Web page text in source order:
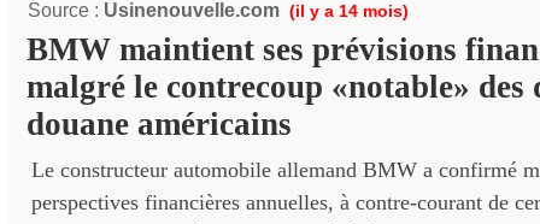
Source : Usinenouvelle.com (il y a 14 mois)
BMW maintient ses prévisions
malgré le contrecoup «notable» des
douane américains
Le constructeur automobile allemand BMW a confirmé
perspectives financières annuelles, à contre-courant de